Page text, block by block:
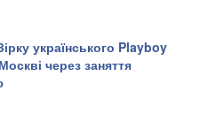
українського Playboy
через заняття